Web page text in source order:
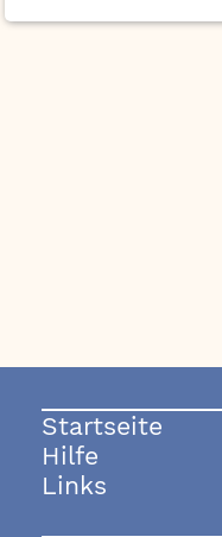
Startseite
Hilfe
Links